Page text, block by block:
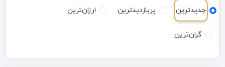
جدیدترین پربازدیدترین ارزان‌ترین
گران‌ترین